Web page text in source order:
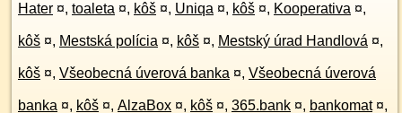
Hater ¤, toaleta ¤, kôš ¤, Uniqa ¤, kôš ¤, Kooperativa ¤,
kôš ¤, Mestská polícia ¤, kôš ¤, Mestský úrad Handlová ¤,
kôš ¤, Všeobecná úverová banka ¤, Všeobecná úverová
banka ¤, kôš ¤, AlzaBox ¤, kôš ¤, 365.bank ¤, bankomat ¤,